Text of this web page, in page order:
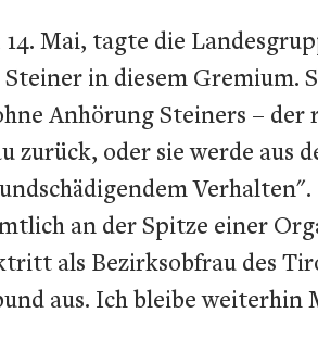
Mai, tagte die
in diesem Gremium.
Anhörung Steiners –
zurück, oder sie werde aus
an der Spitze einer
als Bezirksobfrau des
aus. Ich bleibe weiterhin